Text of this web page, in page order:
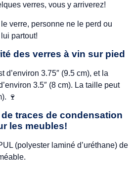
verres, vous y arriverez!
verre, personne ne le perd ou
partout!
des verres à vin sur pied
d’environ 3.75″ (9.5 cm), et la
3.5″ (8 cm). La taille peut
🍷
traces de condensation
les meubles!
(polyester laminé d’uréthane) de